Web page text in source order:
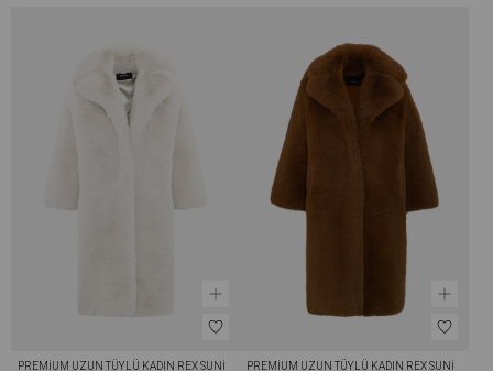
PREMIUM UZUN TÜYLÜ KADIN REX SUNI
PREMIUM UZUN TÜYLÜ KADIN REX SUNI